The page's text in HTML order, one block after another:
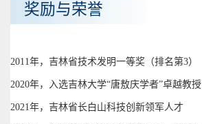
奖励与荣誉
2011年，吉林省技术发明一等奖（排名第3）
2020年，入选吉林大学“唐敖庆学者”卓越教授
2021年，吉林省长白山科技创新领军人才